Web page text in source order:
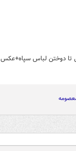
تا دوختن لباس سپاه+عکس